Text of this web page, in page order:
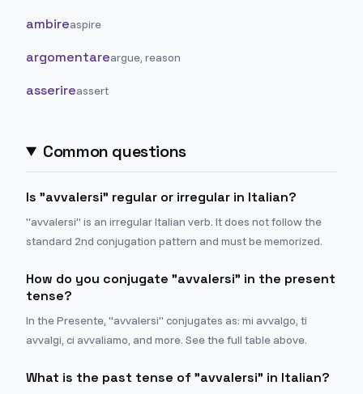
ambireaspire
argomentareargue, reason
asserireassert
Common questions
Is "avvalersi" regular or irregular in Italian?
"avvalersi" is an irregular Italian verb. It does not follow the
standard 2nd conjugation pattern and must be memorized.
How do you conjugate "avvalersi" in the present
tense?
In the Presente, "avvalersi" conjugates as: mi avvalgo, ti
avvalgi, ci avvaliamo, and more. See the full table above.
What is the past tense of "avvalersi" in Italian?